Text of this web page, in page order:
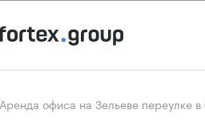
Аренда офиса на Зельеве переулке